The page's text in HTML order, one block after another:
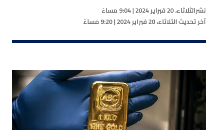
نشرالثلاثاء، 20 فبراير 2024 | 9:04 مساءً
آخر تحديثالثلاثاء، 20 فبراير 2024 | 9:20 مساءً